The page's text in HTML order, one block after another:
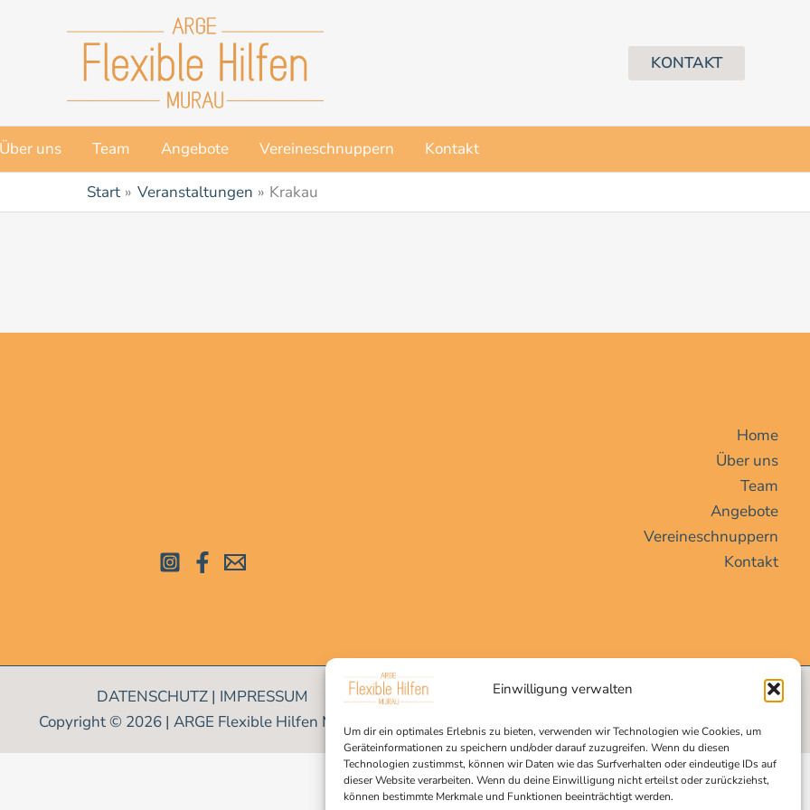
Einwilligung verwalten
Um dir ein optimales Erlebnis zu bieten, verwenden wir Technologien wie Cookies, um
Geräteinformationen zu speichern und/oder darauf zuzugreifen. Wenn du diesen
Technologien zustimmst, können wir Daten wie das Surfverhalten oder eindeutige IDs auf
dieser Website verarbeiten. Wenn du deine Einwilligung nicht erteilst oder zurückziehst,
können bestimmte Merkmale und Funktionen beeinträchtigt werden.
KONTAKT
Über uns Team Angebote Vereineschnuppern Kontakt
Start Veranstaltungen Krakau
Home
Über uns
Team
Angebote
Vereineschnuppern
Kontakt
DATENSCHUTZ | IMPRESSUM
Copyright © 2026 | ARGE Flexible Hilfen Murau